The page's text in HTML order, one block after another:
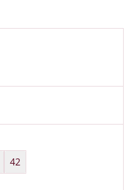
Schuhweite H. für
42